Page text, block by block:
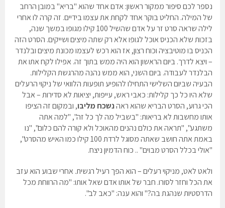
נספר לכם סיפור ממקור ראשון: אדם אחד שהוא "בריא" במובן הרחב
של המילה. החליט בוקר אחד לקחת את עצמו בידיים. זה קרה לו אחרי
לילה שראה סרט זר על אדם שהשיל 100 קילו מגופו במשך שנה,
בזכות שלא הכניס אוכל לגופו אלא רק שתה מיצים ושייקים. הסרט הזה
הכניס בו מוטיבציה וכוח רצון, אז הוא רכש לעצמו מכונת מיצים ובלנדר
– ויצא לדרך. ביום הראשון הוא היה ממש בתוך זה. אפילו לקח אתו את
הבלנדר לעבודה. ביום השני, הוא ממש נהנה מהרגשת הקלילות.
הבעיה שביום השלישי התחילו להופיע תופעות הלוואי של ניקוי הרעלים
שלא היו כל כך קלילות: כאבי ראש, עייפות, יציאות לא סדירות – אבל
הכי גרוע, הסרט הבריא שהוא ראהנשכח מליבו, ובמקום זה הציפו
אותו מחשבות לא בריאות: "בשביל מה לך כל זה", "למה אתה
משתגע", "תראה את כולם נהנים מהאוכל ולא קורה להם כלום", "נו
באמת אתה חושב שאתה מסוגל לרדת 100 קילו כמו האיש מהסרט",
"אולי בכלל הסרט מבוים" .. כוח הדמיון ניצח.
ולאט לאט, מניקוי רעלים – הוא הפך רעיל רגשית. אחרי שבוע הוא עזב
את הכל וחזר לסורו. חבר של אותו אדם שאל אותו: "מה הרווחת מכל
הדרסטיות שנהגת בה?" והוא ענה: "כאב לב".